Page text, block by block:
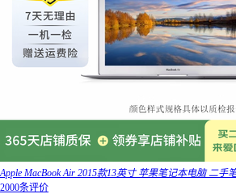
Apple MacBook Air 2015款13英寸 苹果笔记本电脑 二手
2000条评价